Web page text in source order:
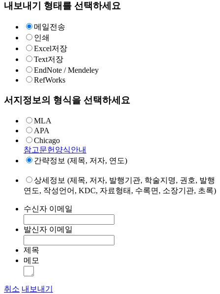
내보내기 형태를 선택하세요
메일전송
인쇄
Excel저장
Text저장
EndNote / Mendeley
RefWorks
서지정보의 형식을 선택하세요
MLA
APA
Chicago
참고문헌양식안내
간략정보 (제목, 저자, 연도)
상세정보 (제목, 저자, 발행기관, 학술지명, 권호, 발행
연도, 작성언어, KDC, 자료형태, 수록면, 소장기관, 초록)
수신자 이메일
발신자 이메일
제목
메모
취소 내보내기